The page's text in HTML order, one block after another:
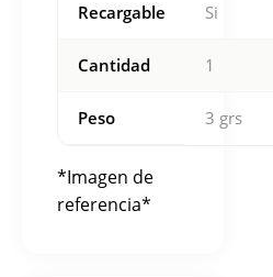
Recargable Si
Cantidad 1
Peso 3 grs
*Imagen de
referencia*